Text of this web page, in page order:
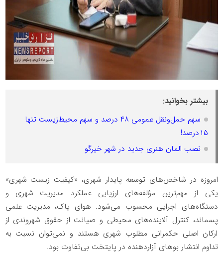
بیشتر بخوانید:
سهم حمل‌ونقل عمومی ۴۸ درصد و سهم محیط‌زیست تنها
۱۵درصد!
نصب المان هنری جدید در شهر خیرگو
امروزه در شاخص‌های توسعه پایدار شهری، «کیفیت زیست شهری»
یکی از مهم‌ترین مؤلفه‌های ارزیابی عملکرد مدیریت شهری و
دستگاه‌های اجرایی محسوب می‌شود. هوای پاک، مدیریت علمی
پسماند، کنترل آلاینده‌های محیطی و صیانت از حقوق شهروندی از
ارکان اصلی حکمرانی مطلوب شهری هستند و نمی‌توان نسبت به
تداوم انتشار بوهای آزاردهنده در پایتخت بی‌تفاوت بود.